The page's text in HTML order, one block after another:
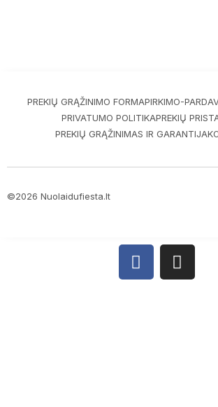
PREKIŲ GRĄŽINIMO FORMAPIRKIMO-
PRIVATUMO POLITIKAPREKIŲ
PREKIŲ GRĄŽINIMAS IR GARANTIJA
©2026 Nuolaidufiesta.lt